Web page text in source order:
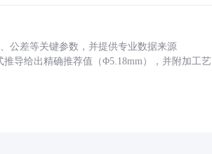
公差等关键参数，并提供专业数据来源
推导给出精确推荐值（Φ5.18mm），并附加工艺